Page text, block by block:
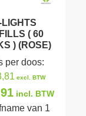
LIGHTS
( 60
) (ROSE)
per doos:
excl. BTW
incl. BTW
van 1